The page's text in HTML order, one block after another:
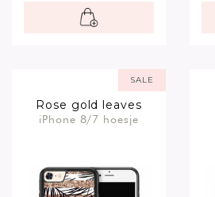
SALE
Rose gold leaves
iPhone 8/7 hoesje